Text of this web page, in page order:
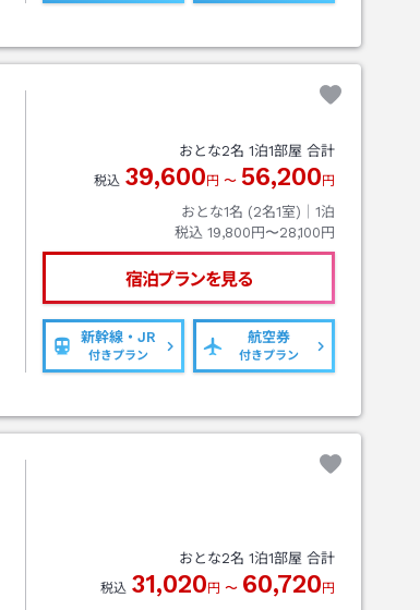
おとな2名 1泊1部屋 合計
税込 39,600 円 〜 56,200 円
おとな1名 (2名1室)｜ 1泊
税込 19,800円〜28,100円
宿泊プランを見る
新幹線・JR
付きプラン
航空券
付きプラン
おとな2名 1泊1部屋 合計
税込 31,020 円 〜 60,720 円